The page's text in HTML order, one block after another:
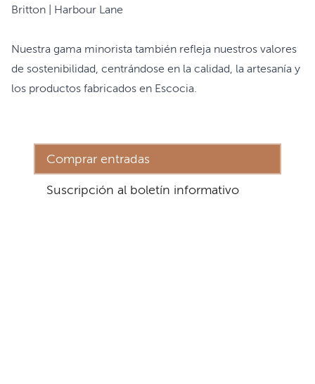
Britton | Harbour Lane
Nuestra gama minorista también refleja nuestros valores
de sostenibilidad, centrándose en la calidad, la artesanía y
los productos fabricados en Escocia.
Comprar entradas
Suscripción al boletín informativo